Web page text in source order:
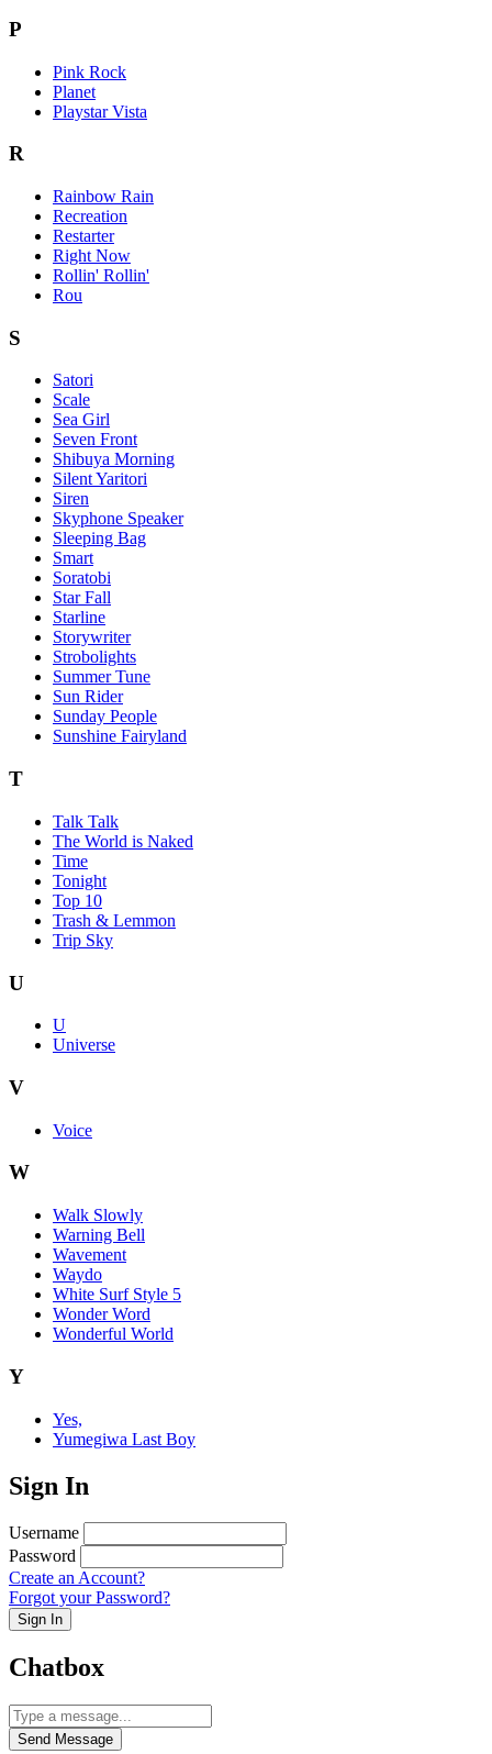
P
Pink Rock
Planet
Playstar Vista
R
Rainbow Rain
Recreation
Restarter
Right Now
Rollin' Rollin'
Rou
S
Satori
Scale
Sea Girl
Seven Front
Shibuya Morning
Silent Yaritori
Siren
Skyphone Speaker
Sleeping Bag
Smart
Soratobi
Star Fall
Starline
Storywriter
Strobolights
Summer Tune
Sun Rider
Sunday People
Sunshine Fairyland
T
Talk Talk
The World is Naked
Time
Tonight
Top 10
Trash & Lemmon
Trip Sky
U
U
Universe
V
Voice
W
Walk Slowly
Warning Bell
Wavement
Waydo
White Surf Style 5
Wonder Word
Wonderful World
Y
Yes,
Yumegiwa Last Boy
Sign In
Username
Password
Create an Account?
Forgot your Password?
Sign In
Chatbox
Send Message